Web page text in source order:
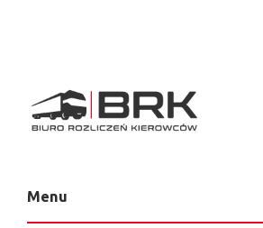
Menu